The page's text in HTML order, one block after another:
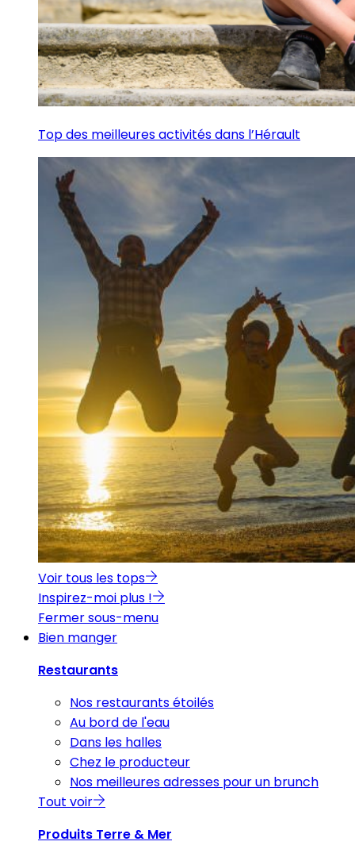
Top des meilleures activités dans l’Hérault
Voir tous les tops
Inspirez-moi plus !
Fermer sous-menu
Bien manger
Restaurants
Nos restaurants étoilés
Au bord de l'eau
Dans les halles
Chez le producteur
Nos meilleures adresses pour un brunch
Tout voir
Produits Terre & Mer